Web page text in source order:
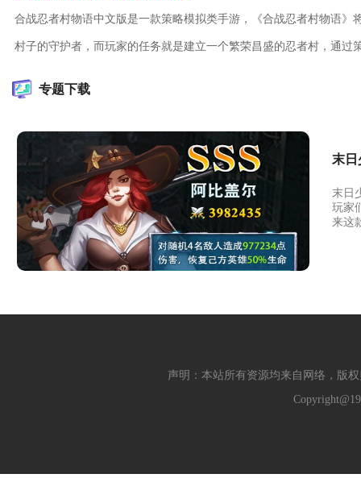
合战忍者村物语中文版是一款策略模拟类手游，《合战忍者村物语
村子的守护者，而玩家的任务就是建立一个繁荣昌盛的忍者村，通
专题下载
末日
末日
玩家
来这
声明：本站所有资源均来自网络，版